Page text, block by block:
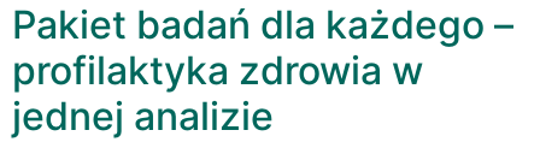
Pakiet badań dla każdego –
profilaktyka zdrowia w
jednej analizie